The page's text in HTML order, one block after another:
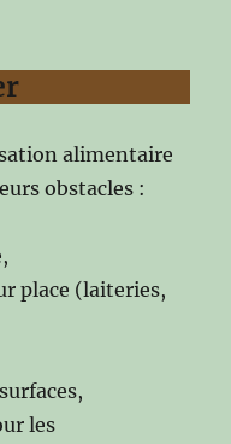
alimentaire
obstacles :
place (laiteries,
les